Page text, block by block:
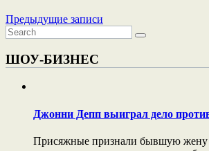
Предыдущие записи
ШОУ-БИЗНЕС
Джонни Депп выиграл дело
Присяжные признали бывшую жену